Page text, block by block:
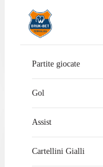
Partite giocate
Gol
Assist
Cartellini Gialli